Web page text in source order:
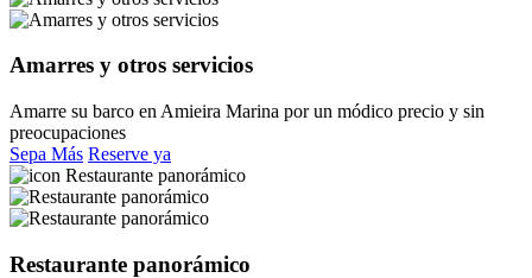
Amarres y otros servicios
Amarre su barco en Amieira Marina por un módico precio y sin
preocupaciones
Sepa Más Reserve ya
Restaurante panorámico